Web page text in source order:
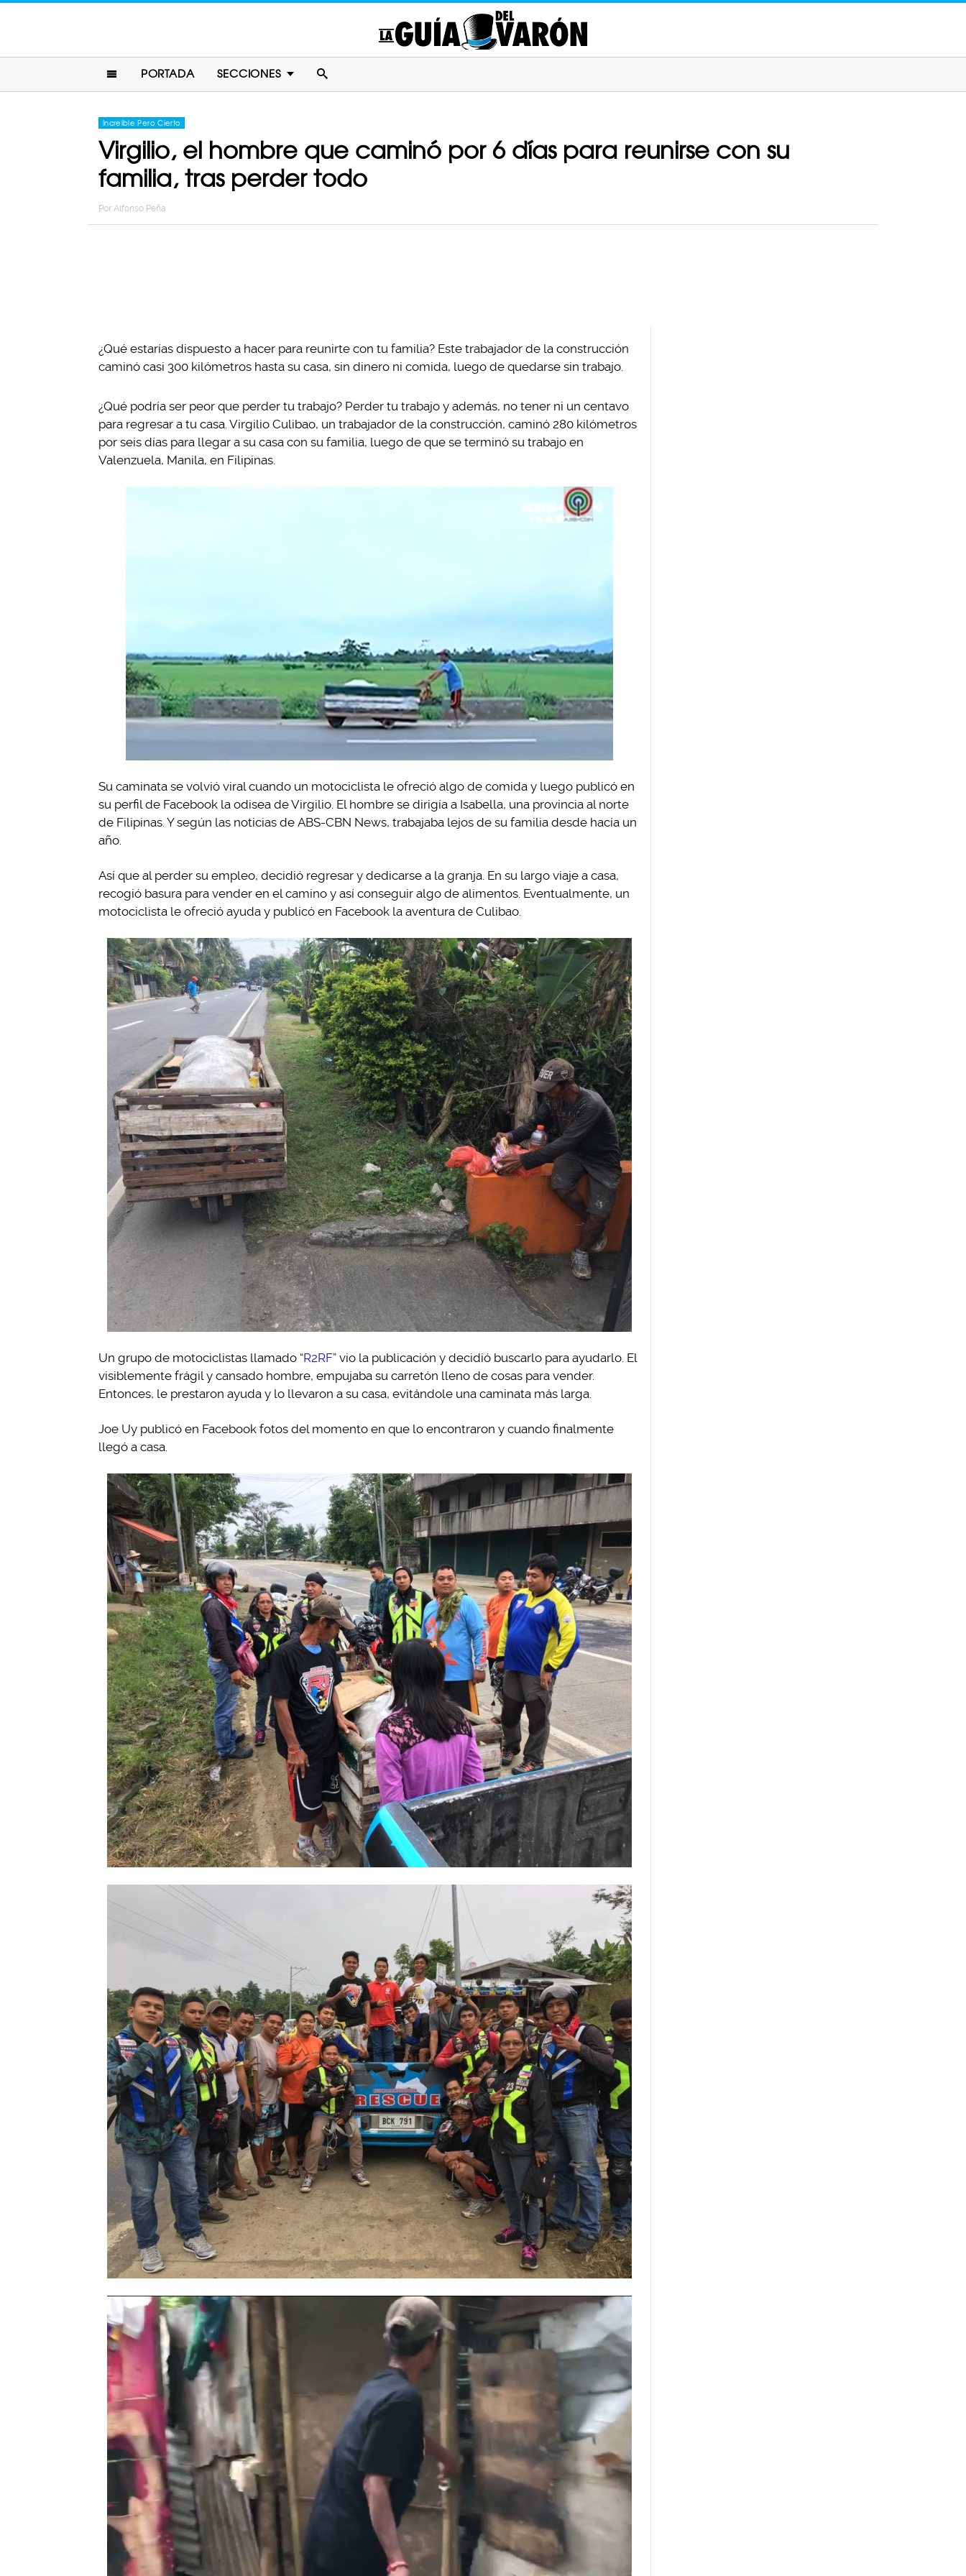
PORTADA SECCIONES
Increíble Pero Cierto
Virgilio, el hombre que caminó por 6 días para reunirse con su
familia, tras perder todo
Por Alfonso Peña
¿Qué estarías dispuesto a hacer para reunirte con tu familia? Este trabajador de la construcción
caminó casi 300 kilómetros hasta su casa, sin dinero ni comida, luego de quedarse sin trabajo.
¿Qué podría ser peor que perder tu trabajo? Perder tu trabajo y además, no tener ni un centavo
para regresar a tu casa. Virgilio Culibao, un trabajador de la construcción, caminó 280 kilómetros
por seis días para llegar a su casa con su familia, luego de que se terminó su trabajo en
Valenzuela, Manila, en Filipinas.
Su caminata se volvió viral cuando un motociclista le ofreció algo de comida y luego publicó en
su perfil de Facebook la odisea de Virgilio. El hombre se dirigía a Isabella, una provincia al norte
de Filipinas. Y según las noticias de ABS-CBN News, trabajaba lejos de su familia desde hacía un
año.
Así que al perder su empleo, decidió regresar y dedicarse a la granja. En su largo viaje a casa,
recogió basura para vender en el camino y así conseguir algo de alimentos. Eventualmente, un
motociclista le ofreció ayuda y publicó en Facebook la aventura de Culibao.
Un grupo de motociclistas llamado “R2RF” vio la publicación y decidió buscarlo para ayudarlo. El
visiblemente frágil y cansado hombre, empujaba su carretón lleno de cosas para vender.
Entonces, le prestaron ayuda y lo llevaron a su casa, evitándole una caminata más larga.
Joe Uy publicó en Facebook fotos del momento en que lo encontraron y cuando finalmente
llegó a casa.